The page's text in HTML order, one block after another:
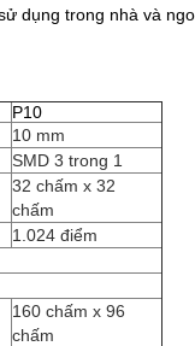
dụng trong nhà và
P10
10 mm
SMD 3 trong 1
32 chấm x 32
chấm
1.024 điểm
160 chấm x 96
chấm